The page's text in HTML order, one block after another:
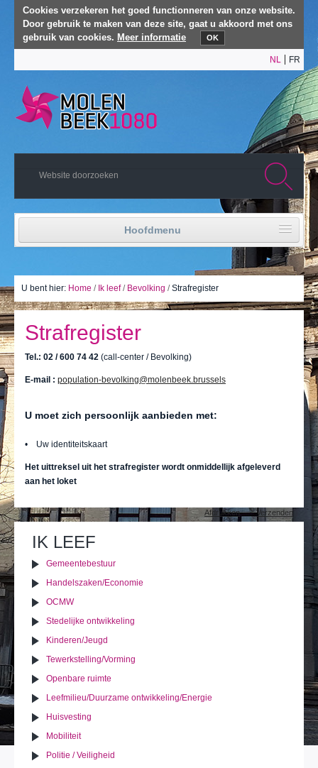
Cookies verzekeren het goed functionneren van onze website.
Door gebruik te maken van deze site, gaat u akkoord met ons
gebruik van cookies. Meer informatie OK
NL FR
Hoofdmenu
Politiek leven
Publicaties
Actualiteiten
E-loket / Afspraak maken
Actu
U bent hier: Home / Ik leef / Bevolking /Strafregister
Strafregister
Tel.: 02 / 600 74 42 (call-center / Bevolking)
E-mail : population-bevolking@molenbeek.brussels
U moet zich persoonlijk aanbieden met:
• Uw identiteitskaart
Het uittreksel uit het strafregister wordt onmiddellijk afgeleverd
aan het loket
acties
Afdrukken Verzenden
IK LEEF
Gemeentebestuur
Handelszaken/Economie
OCMW
Stedelijke ontwikkeling
Kinderen/Jeugd
Tewerkstelling/Vorming
Openbare ruimte
Leefmilieu/Duurzame ontwikkeling/Energie
Huisvesting
Mobiliteit
Politie / Veiligheid